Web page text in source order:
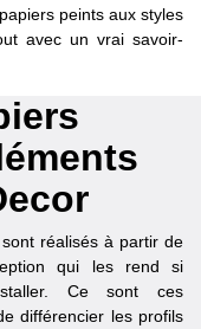
peints aux styles
avec un vrai savoir-
réalisés à partir de
qui les rend si
Ce sont ces
différencier les profils